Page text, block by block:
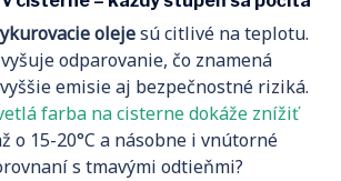
olejesú citlivé na teplotu.
odparovanie, čo znamená
emisie aj bezpečnostné riziká.
farba na cisterne dokáže znížiť
o 15-20°C a násobne i vnútorné
s tmavými odtieňmi?